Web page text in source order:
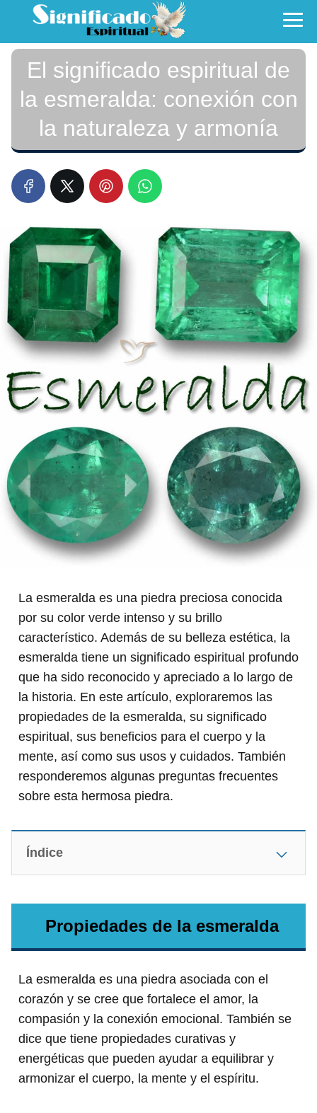
El significado espiritual de
la esmeralda: conexión con
la naturaleza y armonía
La esmeralda es una piedra preciosa conocida
por su color verde intenso y su brillo
característico. Además de su belleza estética, la
esmeralda tiene un significado espiritual profundo
que ha sido reconocido y apreciado a lo largo de
la historia. En este artículo, exploraremos las
propiedades de la esmeralda, su significado
espiritual, sus beneficios para el cuerpo y la
mente, así como sus usos y cuidados. También
responderemos algunas preguntas frecuentes
sobre esta hermosa piedra.
Índice
Propiedades de la esmeralda
La esmeralda es una piedra asociada con el
corazón y se cree que fortalece el amor, la
compasión y la conexión emocional. También se
dice que tiene propiedades curativas y
energéticas que pueden ayudar a equilibrar y
armonizar el cuerpo, la mente y el espíritu.